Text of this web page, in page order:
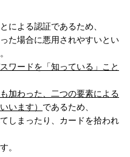
による認証であるため、
た場合に悪用されやすいとい
ワードを「知っている」こと
加わった、二つの要素による
います） であるため、
しまったり、カードを拾われ
。